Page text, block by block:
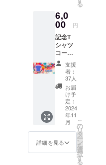
ンの
み、お
名前や
日付な
どは入
りませ
ん)
る
6,0
00 円
記念T
シャツ
コース
MV制作
を記念
したT
シャツ
を作り
ます。
デザイ
ンは後
日発表
になり
ます。
※ユニ
セック
支援
者：
37人
お届
け予
定：
2024
年11
月
詳細を見る
こ
の
リ
タ
ー
ン
を
選
択
す
る